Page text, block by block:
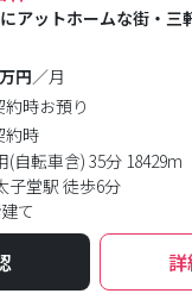
アットホームな街・三
万円／月
約時お預り
約時
自転車含) 35分 18429m
子堂駅 徒歩6分
て
詳